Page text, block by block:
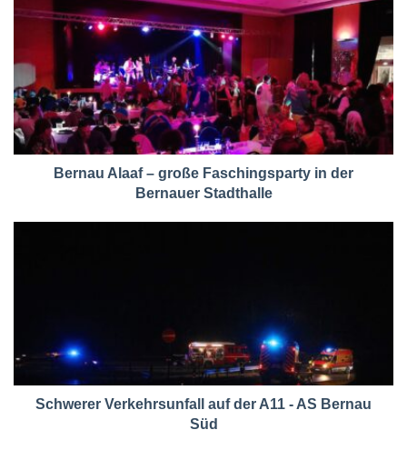
Bernau Alaaf – große Faschingsparty in der
Bernauer Stadthalle
Schwerer Verkehrsunfall auf der A11 - AS Bernau
Süd